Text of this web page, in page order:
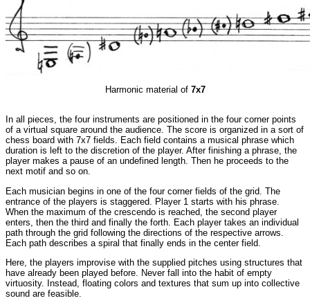
Harmonic material of 7x7
In all pieces, the four instruments are positioned in the four corner points
of a virtual square around the audience. The score is organized in a sort of
chess board with 7x7 fields. Each field contains a musical phrase which
duration is left to the discretion of the player. After finishing a phrase, the
player makes a pause of an undefined length. Then he proceeds to the
next motif and so on.
Each musician begins in one of the four corner fields of the grid. The
entrance of the players is staggered. Player 1 starts with his phrase.
When the maximum of the crescendo is reached, the second player
enters, then the third and finally the forth. Each player takes an individual
path through the grid following the directions of the respective arrows.
Each path describes a spiral that finally ends in the center field.
Here, the players improvise with the supplied pitches using structures that
have already been played before. Never fall into the habit of empty
virtuosity. Instead, floating colors and textures that sum up into collective
sound are feasible.